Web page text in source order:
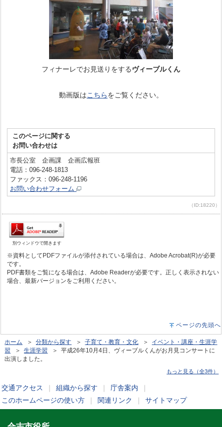
フィナーレでお見送りをするヴィーブルくん
動画版はこちらをご覧ください。
このページに関する
お問い合わせは
市長公室 企画課 企画広報班
電話：096-248-1813
ファックス：096-248-1196
お問い合わせフォーム
（ID:18220）
別ウィンドウで開きます
※資料としてPDFファイルが添付されている場合は、Adobe Acrobat(R)が必要
です。
PDF書類をご覧になる場合は、Adobe Readerが必要です。正しく表示されない
場合、最新バージョンをご利用ください。
ページの先頭へ
ホーム ＞分類から探す ＞子育て・教育・文化 ＞ イベント・講座・生涯学
習
＞生涯学習
＞ 平成26年10月4日、ヴィーブルくんがお月見コンサートに
出演しました。
もっと見る（全3件）
交通アクセス 組織から探す 庁舎案内
このホームページの使い方
関連リンク サイトマップ